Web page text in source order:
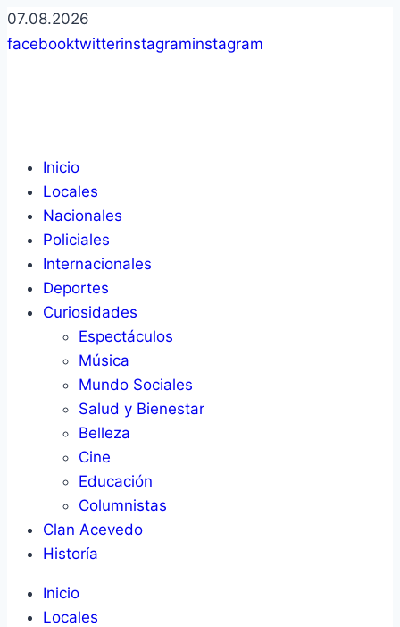
07.08.2026
facebooktwitterinstagraminstagram
Inicio
Locales
Nacionales
Policiales
Internacionales
Deportes
Curiosidades
Espectáculos
Música
Mundo Sociales
Salud y Bienestar
Belleza
Cine
Educación
Columnistas
Clan Acevedo
Historía
Inicio
Locales